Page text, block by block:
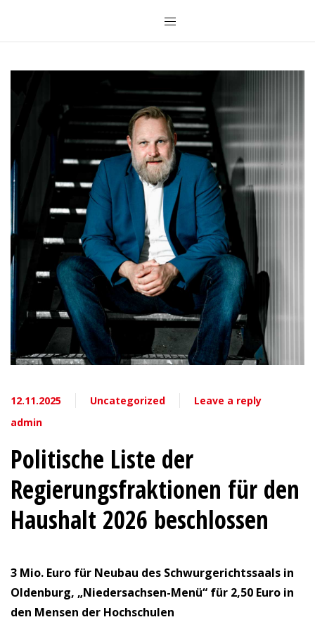
12.11.2025 Uncategorized
Leave a reply
admin
Politische Liste der
Regierungsfraktionen für den
Haushalt 2026 beschlossen
3 Mio. Euro für Neubau des Schwurgerichtssaals in
Oldenburg, „Niedersachsen-Menü“ für 2,50 Euro in
den Mensen der Hochschulen